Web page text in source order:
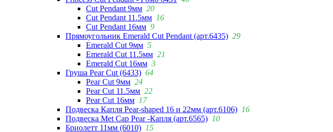
Cut Pendant 9мм 20
Cut Pendant 11.5мм 16
Cut Pendant 16мм 9
Прямоугольник Emerald Cut Pendant (арт.6435) 29
Emerald Cut 9мм 5
Emerald Cut 11.5мм 21
Emerald Cut 16мм 3
Груша Pear Cut (6433) 64
Pear Cut 9мм 24
Pear Cut 11.5мм 22
Pear Cut 16мм 17
Подвеска Капля Pear-shaped 16 и 22мм (арт.6106) 16
Подвеска Met Cap Pear -Капля (арт.6565) 10
Бриолетт 11мм (6010) 15